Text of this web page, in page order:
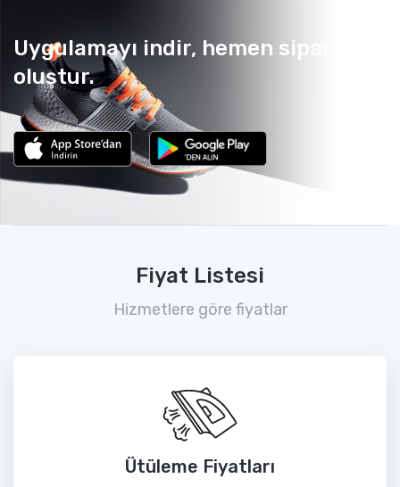
Uygulamayı indir, hemen sipariş
oluştur.
Fiyat Listesi
Hizmetlere göre fiyatlar
Ütüleme Fiyatları